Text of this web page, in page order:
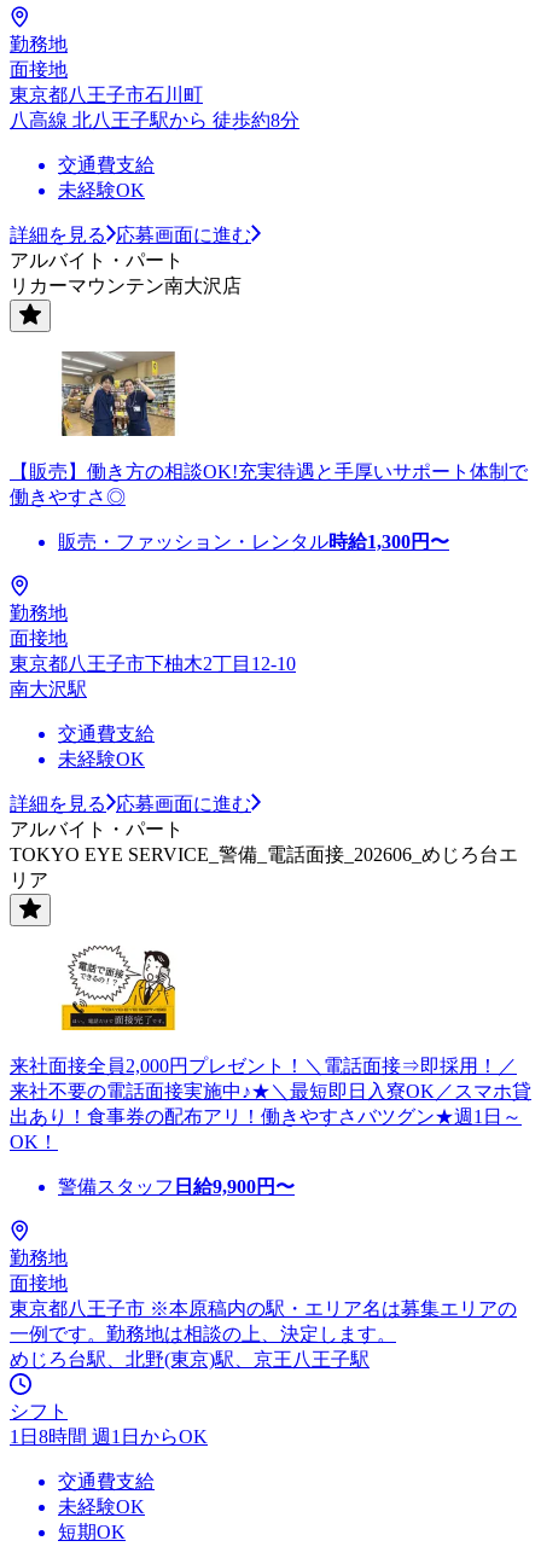
勤務地
面接地
東京都八王子市石川町
八高線 北八王子駅から 徒歩約8分
交通費支給
未経験OK
詳細を見る
応募画面に進む
アルバイト・パート
リカーマウンテン南大沢店
【販売】働き方の相談OK!充実待遇と手厚いサポート体制で
働きやすさ◎
販売・ファッション・レンタル時給1,300円〜
勤務地
面接地
東京都八王子市下柚木2丁目12-10
南大沢駅
交通費支給
未経験OK
詳細を見る
応募画面に進む
アルバイト・パート
TOKYO EYE SERVICE_警備_電話面接_202606_めじろ台エ
リア
来社面接全員2,000円プレゼント！＼電話面接⇒即採用！／
来社不要の電話面接実施中♪★＼最短即日入寮OK／スマホ貸
出あり！食事券の配布アリ！働きやすさバツグン★週1日～
OK！
警備スタッフ 日給9,900円〜
勤務地
面接地
東京都八王子市 ※本原稿内の駅・エリア名は募集エリアの
一例です。勤務地は相談の上、決定します。
めじろ台駅、北野(東京)駅、京王八王子駅
シフト
1日8時間 週1日からOK
交通費支給
未経験OK
短期OK